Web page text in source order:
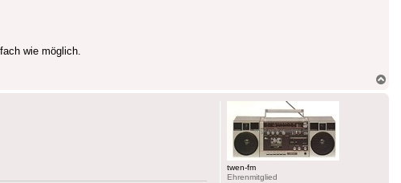
wie möglich.
twen-fm
Ehrenmitglied